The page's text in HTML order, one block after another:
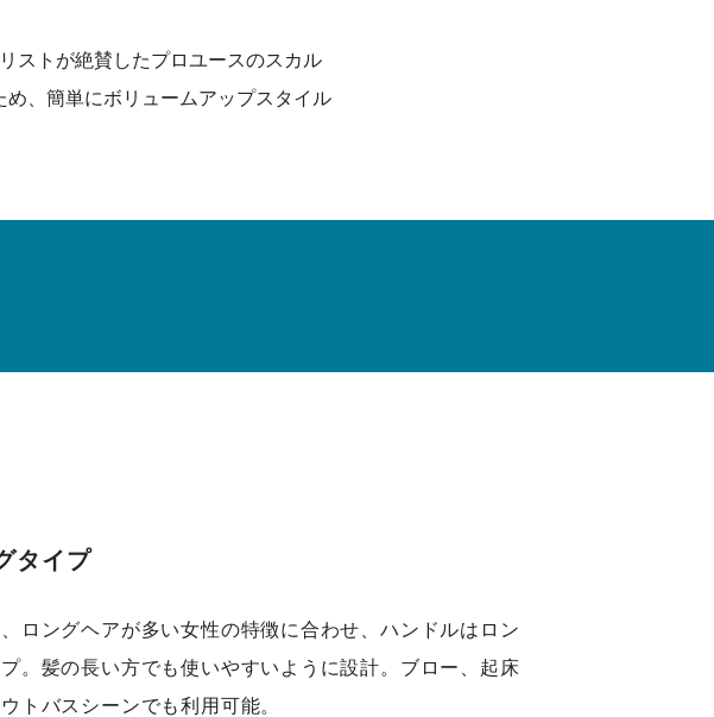
ストが絶賛したプロユースのスカル
、簡単にボリュームアップスタイル
タイプ
、ロングヘアが多い女性の特徴に合わせ、ハンドルはロン
。髪の長い方でも使いやすいように設計。ブロー、起床
トバスシーンでも利用可能。